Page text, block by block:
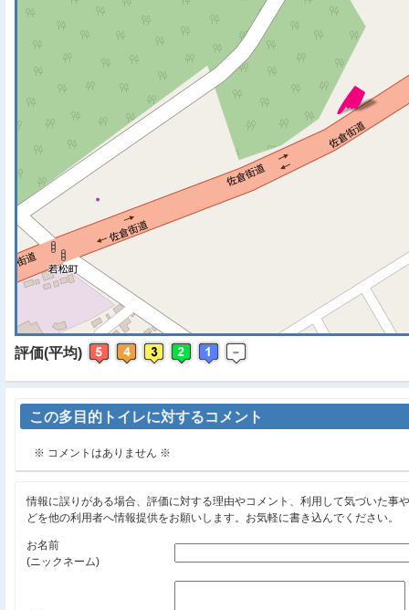
※ マップを検索、表示中
評価(平均)
この多目的トイレに対するコメント
※ コメントはありません ※
情報に誤りがある場合、評価に対する理由やコメント、利用して気づいた事
どを他の利用者へ情報提供をお願いします。お気軽に書き込んでください。
お名前
(ニックネーム)